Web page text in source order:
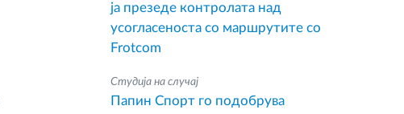
ја презеде контролата над
усогласеноста со маршрутите со
Frotcom
Студија на случај
Папин Спорт го подобрува